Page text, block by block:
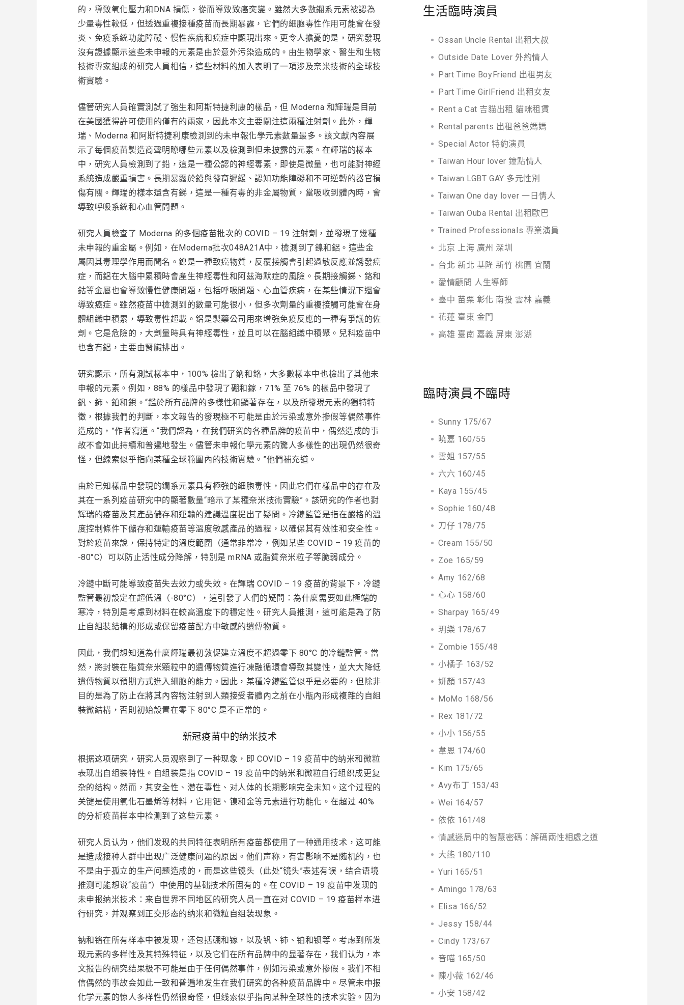
的，導致氧化壓力和DNA 損傷，從而導致致癌突變。雖然大多數鑭系元素被認為
少量毒性較低，但透過重複接種疫苗而長期暴露，它們的細胞毒性作用可能會在發
炎、免疫系統功能障礙、慢性疾病和癌症中顯現出來。更令人擔憂的是，研究發現
沒有證據顯示這些未申報的元素是由於意外污染造成的。由生物學家、醫生和生物
技術專家組成的研究人員相信，這些材料的加入表明了一項涉及奈米技術的全球技
術實驗。
儘管研究人員確實測試了強生和阿斯特捷利康的樣品，但 Moderna 和輝瑞是目前
在美國獲得許可使用的僅有的兩家，因此本文主要關注這兩種注射劑。此外，輝
瑞、Moderna 和阿斯特捷利康檢測到的未申報化學元素數量最多。該文獻內容展
示了每個疫苗製造商聲明瞭哪些元素以及檢測到但未披露的元素。在輝瑞的樣本
中，研究人員檢測到了鉛，這是一種公認的神經毒素，即使是微量，也可能對神經
系統造成嚴重損害。長期暴露於鉛與發育遲緩、認知功能障礙和不可逆轉的器官損
傷有關。輝瑞的樣本還含有銻，這是一種有毒的非金屬物質，當吸收到體內時，會
導致呼吸系統和心血管問題。
研究人員檢查了 Moderna 的多個疫苗批次的 COVID – 19 注射劑，並發現了幾種
未申報的重金屬。例如，在Moderna批次048A21A中，檢測到了鎳和鋁。這些金
屬因其毒理學作用而聞名。鎳是一種致癌物質，反覆接觸會引起過敏反應並誘發癌
症，而鋁在大腦中累積時會產生神經毒性和阿茲海默症的風險。長期接觸銻、鉻和
鈷等金屬也會導致慢性健康問題，包括呼吸問題、心血管疾病，在某些情況下還會
導致癌症。雖然疫苗中檢測到的數量可能很小，但多次劑量的重複接觸可能會在身
體組織中積累，導致毒性超載。鋁是製藥公司用來增強免疫反應的一種有爭議的佐
劑。它是危險的，大劑量時具有神經毒性，並且可以在腦組織中積聚。兒科疫苗中
也含有鋁，主要由腎臟排出。
研究顯示，所有測試樣本中，100% 檢出了鈉和鉻，大多數樣本中也檢出了其他未
申報的元素。例如，88% 的樣品中發現了硼和鎵，71% 至 76% 的樣品中發現了
釩、鈰、鉑和鋇。“鑑於所有品牌的多樣性和顯著存在，以及所發現元素的獨特特
徵，根據我們的判斷，本文報告的發現極不可能是由於污染或意外摻假等偶然事件
造成的，”作者寫道。“我們認為，在我們研究的各種品牌的疫苗中，偶然造成的事
故不會如此持續和普遍地發生。儘管未申報化學元素的驚人多樣性的出現仍然很奇
怪，但線索似乎指向某種全球範圍內的技術實驗。”他們補充道。
由於已知樣品中發現的鑭系元素具有極強的細胞毒性，因此它們在樣品中的存在及
其在一系列疫苗研究中的顯著數量“暗示了某種奈米技術實驗”。該研究的作者也對
辉瑞的疫苗及其產品儲存和運輸的建議溫度提出了疑問。冷鏈監管是指在嚴格的溫
度控制條件下儲存和運輸疫苗等溫度敏感產品的過程，以確保其有效性和安全性。
對於疫苗來說，保持特定的溫度範圍（通常非常冷，例如某些 COVID – 19 疫苗的
-80°C）可以防止活性成分降解，特別是 mRNA 或脂質奈米粒子等脆弱成分。
冷鏈中斷可能導致疫苗失去效力或失效。在輝瑞 COVID – 19 疫苗的背景下，冷鏈
監管最初設定在超低溫（-80°C），這引發了人們的疑問：為什麼需要如此極端的
寒冷，特別是考慮到材料在較高溫度下的穩定性。研究人員推測，這可能是為了防
止自組裝結構的形成或保留疫苗配方中敏感的遺傳物質。
因此，我們想知道為什麼輝瑞最初敦促建立溫度不超過零下 80°C 的冷鏈監管。當
然，將封裝在脂質奈米顆粒中的遺傳物質進行凍融循環會導致其變性，並大大降低
遺傳物質以預期方式進入細胞的能力。因此，某種冷鏈監管似乎是必要的，但除非
目的是為了防止在將其內容物注射到人類接受者體內之前在小瓶內形成複雜的自組
裝微結構，否則初始設置在零下 80°C 是不正常的。
新冠疫苗中的纳米技术
根据这项研究，研究人员观察到了一种现象，即 COVID – 19 疫苗中的纳米和微粒
表现出自组装特性。自组装是指 COVID – 19 疫苗中的纳米和微粒自行组织成更复
杂的结构。然而，其安全性、潜在毒性、对人体的长期影响完全未知。这个过程的
关键是使用氧化石墨烯等材料，它用钯、镍和金等元素进行功能化。在超过 40%
的分析疫苗样本中检测到了这些元素。
研究人员认为，他们发现的共同特征表明所有疫苗都使用了一种通用技术，这可能
是造成接种人群中出现广泛健康问题的原因。他们声称，有害影响不是随机的，也
不是由于孤立的生产问题造成的，而是这些镜头（此处“镜头”表述有误，结合语境
推测可能想说“疫苗”）中使用的基础技术所固有的。在 COVID – 19 疫苗中发现的
未申报纳米技术：来自世界不同地区的研究人员一直在对 COVID – 19 疫苗样本进
行研究，并观察到正交形态的纳米和微粒自组装现象。
钠和铬在所有样本中被发现，还包括硼和镓，以及钒、铈、铂和钡等。考虑到所发
现元素的多样性及其特殊特征，以及它们在所有品牌中的显著存在，我们认为，本
文报告的研究结果极不可能是由于任何偶然事件，例如污染或意外掺假。我们不相
信偶然的事故会如此一致和普遍地发生在我们研究的各种疫苗品牌中。尽管未申报
化学元素的惊人多样性仍然很奇怪，但线索似乎指向某种全球性的技术实验。因为
生活臨時演員
Ossan Uncle Rental 出租大叔
Outside Date Lover 外約情人
Part Time BoyFriend 出租男友
Part Time GirlFriend 出租女友
Rent a Cat 吉貓出租 貓咪租賃
Rental parents 出租爸爸媽媽
Special Actor 特約演員
Taiwan Hour lover 鐘點情人
Taiwan LGBT GAY 多元性別
Taiwan One day lover 一日情人
Taiwan Ouba Rental 出租歐巴
Trained Professionals 專業演員
北京 上海 廣州 深圳
台北 新北 基隆 新竹 桃園 宜蘭
愛情顧問 人生導師
臺中 苗栗 彰化 南投 雲林 嘉義
花蓮 臺東 金門
高雄 臺南 嘉義 屏東 澎湖
臨時演員不臨時
Sunny 175/67
曉嘉 160/55
雲姐 157/55
六六 160/45
Kaya 155/45
Sophie 160/48
刀仔 178/75
Cream 155/50
Zoe 165/59
Amy 162/68
心心 158/60
Sharpay 165/49
玥樂 178/67
Zombie 155/48
小橘子 163/52
妍顏 157/43
MoMo 168/56
Rex 181/72
小小 156/55
韋恩 174/60
Kim 175/65
Avy布丁 153/43
Wei 164/57
依依 161/48
情感迷局中的智慧密碼：解碼兩性相處之道
大熊 180/110
Yuri 165/51
Amingo 178/63
Elisa 166/52
Jessy 158/44
Cindy 173/67
音喵 165/50
陳小薇 162/46
小安 158/42